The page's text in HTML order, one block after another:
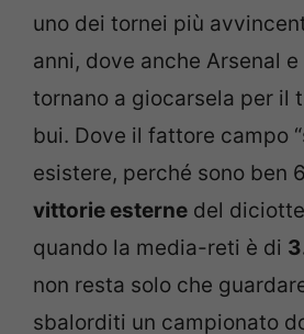
uno dei tornei più
anni, dove anche Arsenal
tornano a giocarsela per il
bui. Dove il fattore campo
esistere, perché sono ben
vittorie esterne del
quando la media-reti è di
non resta solo che
sbalorditi un campionato